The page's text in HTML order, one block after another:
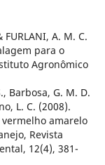
FURLANI, A. M. C.
para o
Agronômico
Barbosa, G. M. D.
L. C. (2008).
amarelo
Revista
12(4), 381-